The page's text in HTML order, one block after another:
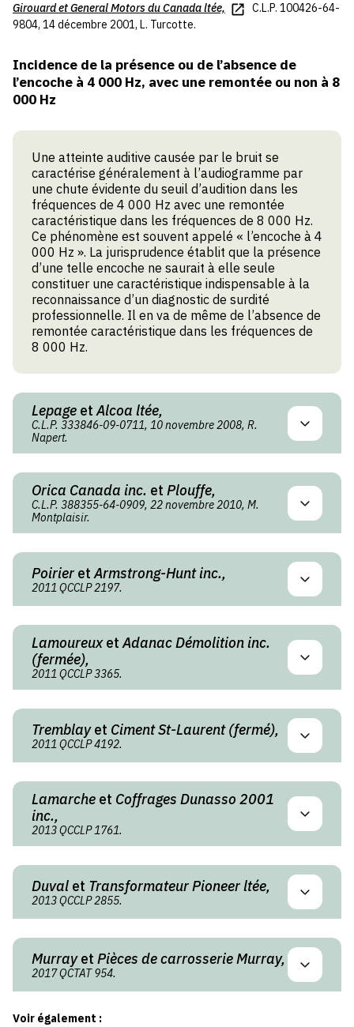
Girouard et General Motors du Canada ltée,
C.L.P. 100426-64-
9804, 14 décembre 2001, L. Turcotte.
Incidence de la présence ou de l’absence de
l’encoche à 4 000 Hz, avec une remontée ou non à 8
000 Hz
Une atteinte auditive causée par le bruit se
caractérise généralement à l’audiogramme par
une chute évidente du seuil d’audition dans les
fréquences de 4 000 Hz avec une remontée
caractéristique dans les fréquences de 8 000 Hz.
Ce phénomène est souvent appelé « l’encoche à 4
000 Hz ». La jurisprudence établit que la présence
d’une telle encoche ne saurait à elle seule
constituer une caractéristique indispensable à la
reconnaissance d’un diagnostic de surdité
professionnelle. Il en va de même de l’absence de
remontée caractéristique dans les fréquences de
8 000 Hz.
Lepage etAlcoa ltée,
C.L.P. 333846-09-0711, 10 novembre 2008, R.
Napert.
Orica Canada inc. et Plouffe,
C.L.P. 388355-64-0909, 22 novembre 2010, M.
Montplaisir.
PoirieretArmstrong-Hunt inc.,
2011 QCCLP 2197.
LamoureuxetAdanac Démolition inc.
(fermée),
2011 QCCLP 3365.
Tremblayet Ciment St-Laurent (fermé),
2011 QCCLP 4192.
Lamarche et Coffrages Dunasso 2001
inc.,
2013 QCCLP 1761.
Duval et Transformateur Pioneer ltée,
2013 QCCLP 2855.
Murrayet Pièces de carrosserie Murray,
2017 QCTAT 954.
Voir également :